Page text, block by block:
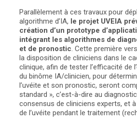
Parallèlement à ces travaux pour
algorithme d’IA, le projet UVEIA
création d’un prototype
intégrant les algorithmes de
et de pronostic. Cette première
la disposition de cliniciens dans le
clinique, afin de tester l’efficacité de
du binôme IA/clinicien, pour
l’uvéite et son pronostic, seront
standard », c’est-à-dire au
consensus de cliniciens experts, et à
de l’uvéite pendant le traitement